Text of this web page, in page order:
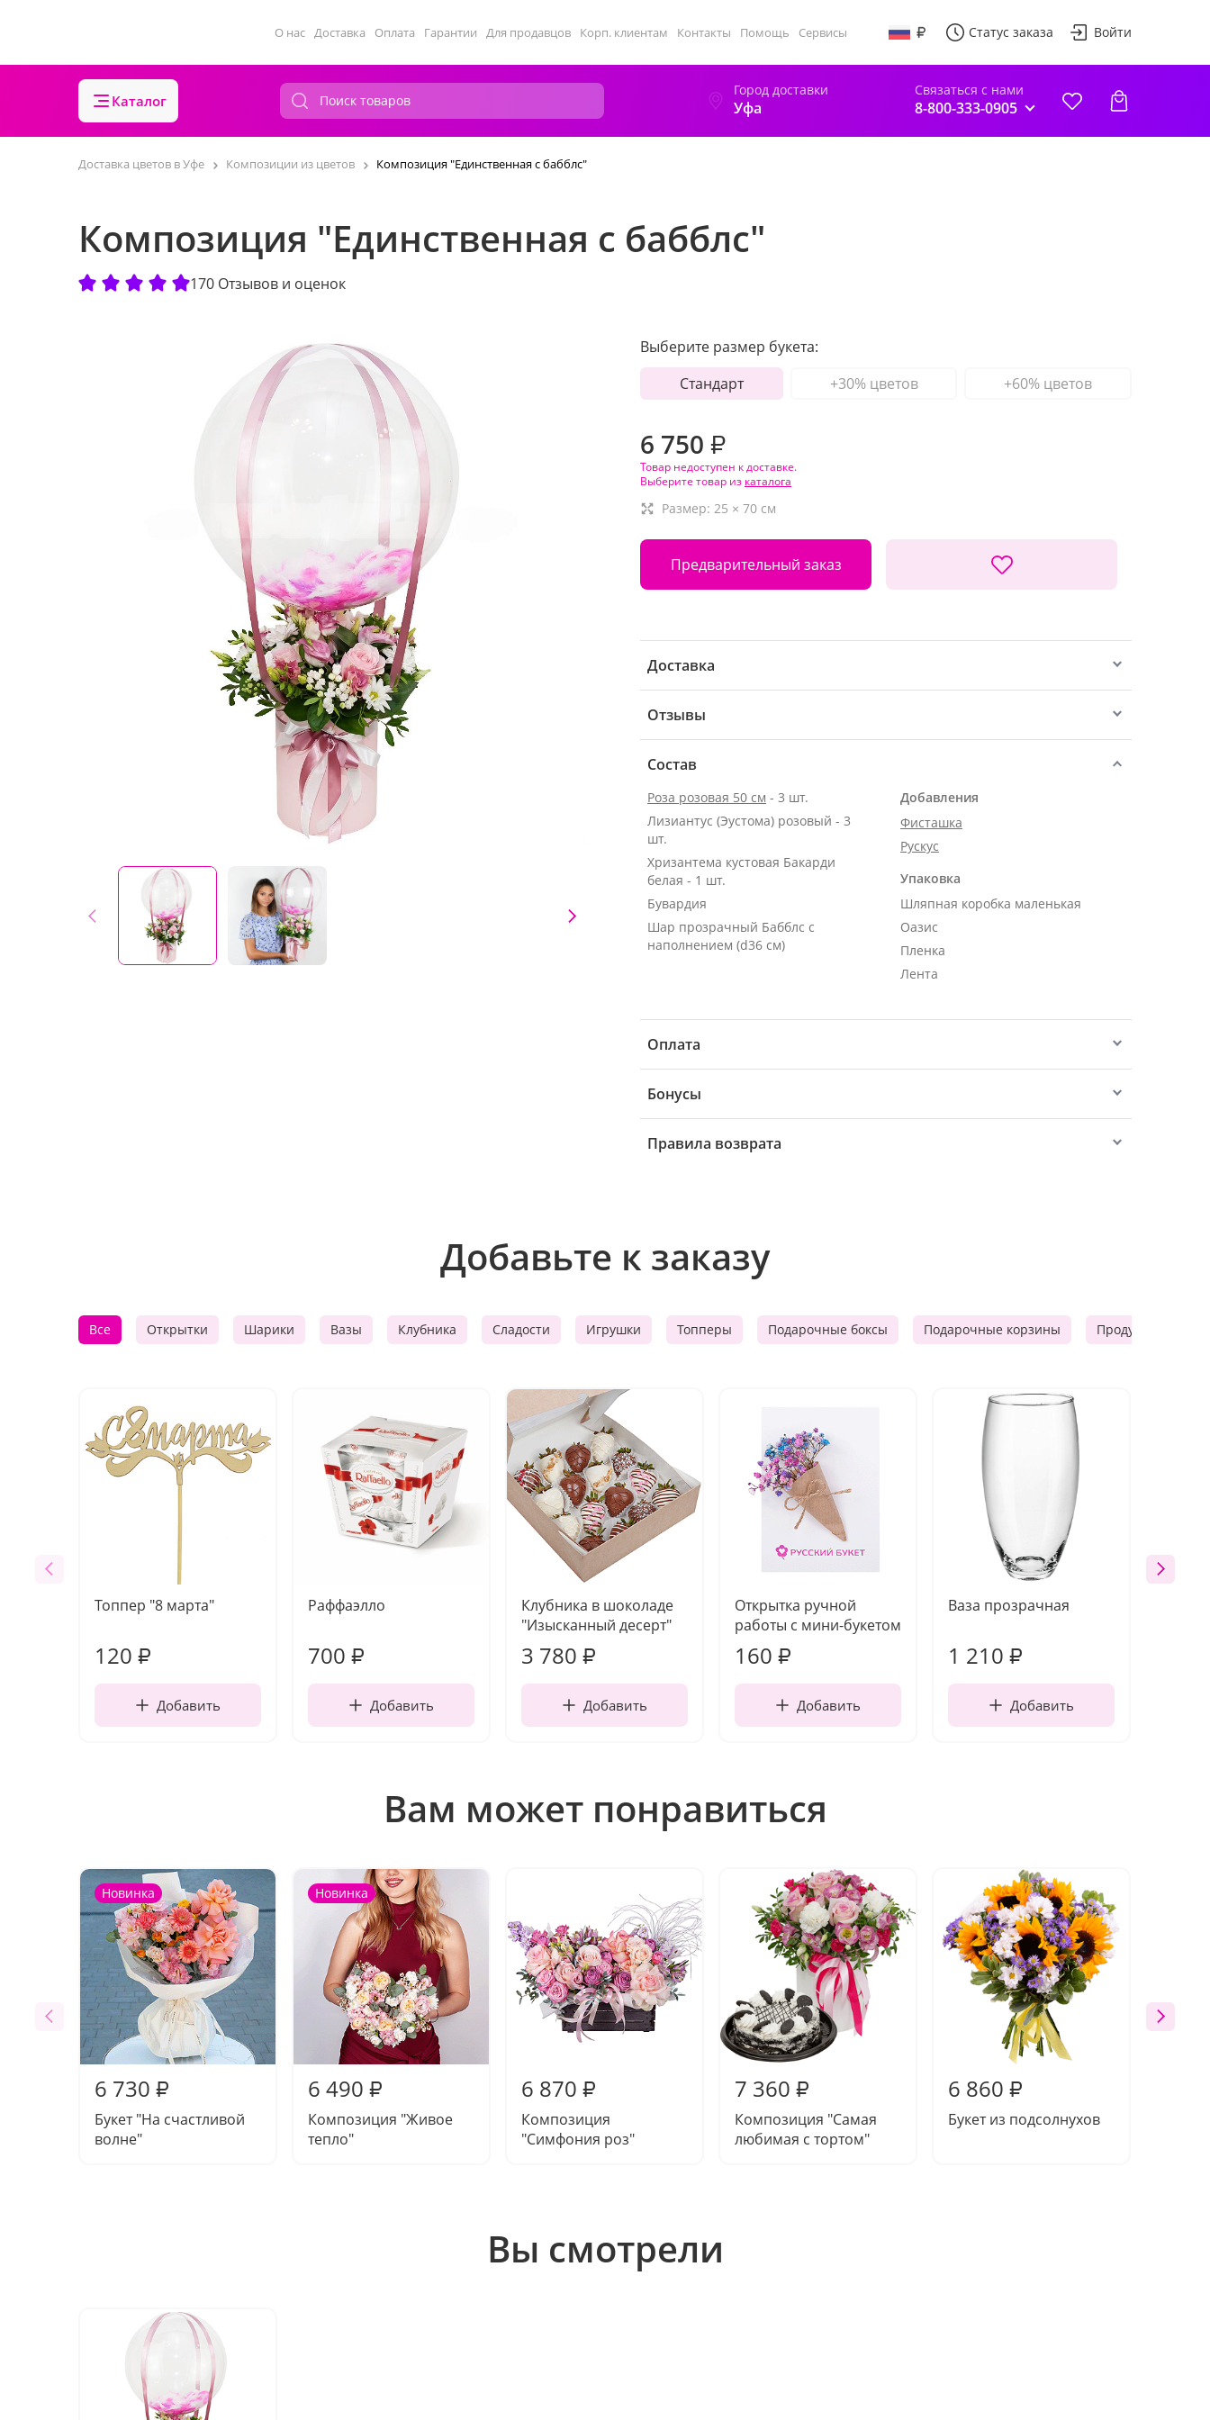
О нас Доставка Оплата Гарантии Для продавцов Корп. клиентам Контакты Помощь Сервисы Статус заказа Войти
Каталог
Город доставки
Уфа
Связаться с нами
8-800-333-0905
Доставка цветов в Уфе Композиции из цветов Композиция "Единственная с бабблс"
Композиция "Единственная с бабблс"
170 Отзывов и оценок
Выберите размер букета:
Стандарт
+30% цветов +60% цветов
6 750 ₽
Товар недоступен к доставке.
Выберите товар из каталога
Размер: 25 × 70 см
Предварительный заказ
Доставка
Отзывы
Состав
Роза розовая 50 см - 3 шт.
Лизиантус (Эустома) розовый - 3
шт.
Хризантема кустовая Бакарди
белая - 1 шт.
Бувардия
Шар прозрачный Бабблс с
наполнением (d36 см)
Добавления
Фисташка
Рускус
Упаковка
Шляпная коробка маленькая
Оазис
Пленка
Лента
Оплата
Бонусы
Правила возврата
Добавьте к заказу
Все Открытки Шарики Вазы Клубника Сладости Игрушки Топперы Подарочные боксы Подарочные корзины Продуктовые
Топпер "8 марта"
120 ₽
Добавить
Раффаэлло
700 ₽
Добавить
Клубника в шоколаде
"Изысканный десерт"
3 780 ₽
Добавить
Открытка ручной
работы с мини-букетом
160 ₽
Добавить
Ваза прозрачная
1 210 ₽
Добавить
Вам может понравиться
Новинка
6 730 ₽
Букет "На счастливой
волне"
Новинка
6 490 ₽
Композиция "Живое
тепло"
6 870 ₽
Композиция
"Симфония роз"
7 360 ₽
Композиция "Самая
любимая с тортом"
6 860 ₽
Букет из подсолнухов
Вы смотрели